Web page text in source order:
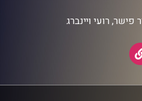
רועי ויינברג